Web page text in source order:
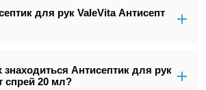
для рук ValeVita Антисепт
знаходиться Антисептик для рук
спрей 20 мл?